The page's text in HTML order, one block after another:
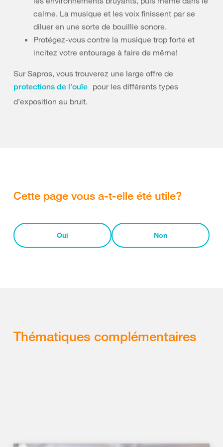
calme. La musique et les voix finissent par se
diluer en une sorte de bouillie sonore.
Protégez-vous contre la musique trop forte et
incitez votre entourage à faire de même!
Sur Sapros, vous trouverez une large offre de
protections de l’ouïe pour les différents types
d’exposition au bruit.
Cette page vous a-t-elle été utile?
Oui Non
Thématiques complémentaires